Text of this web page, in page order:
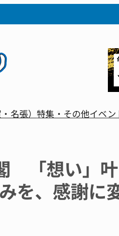
名張）特集・その他イベン
閣 「想い」
を、感謝に